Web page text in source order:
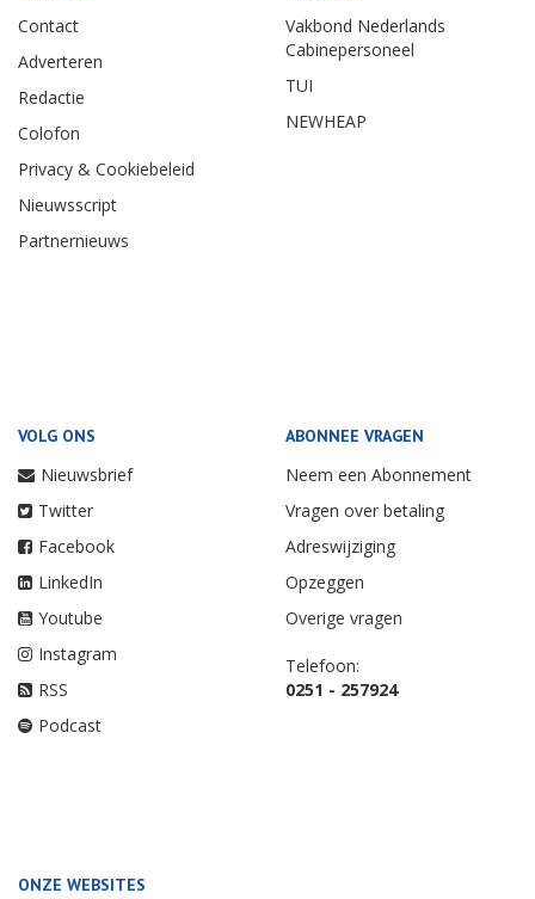
Contact
Adverteren
Redactie
Colofon
Privacy & Cookiebeleid
Nieuwsscript
Partnernieuws
Vakbond Nederlands
Cabinepersoneel
TUI
NEWHEAP
VOLG ONS
Nieuwsbrief
Twitter
Facebook
LinkedIn
Youtube
Instagram
RSS
Podcast
ABONNEE VRAGEN
Neem een Abonnement
Vragen over betaling
Adreswijziging
Opzeggen
Overige vragen
Telefoon:
0251 - 257924
ONZE WEBSITES